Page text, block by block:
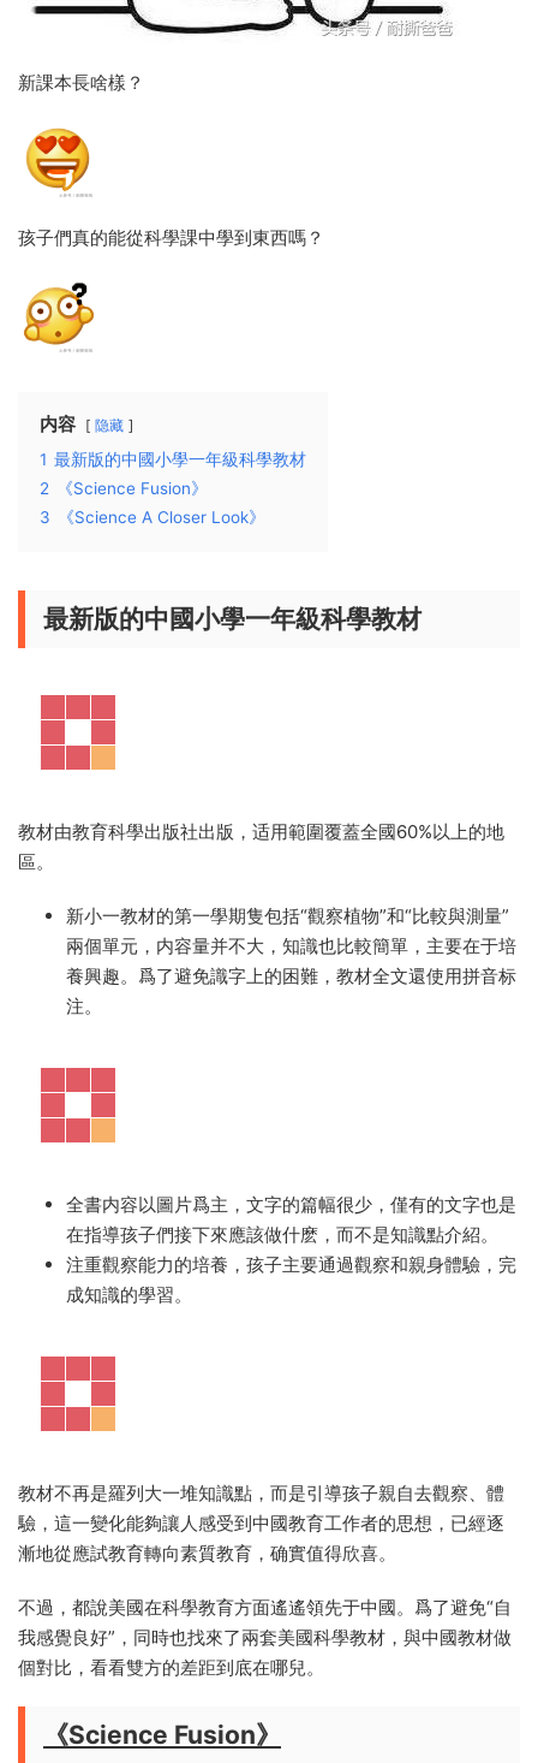
新課本長啥樣？
孩子們真的能從科學課中學到東西嗎？
内容 隐藏
1 最新版的中國小學一年級科學教材
2
《Science Fusion》
3
《Science A Closer Look》
最新版的中國小學一年級科學教材
教材由教育科學出版社出版，适用範圍覆蓋全國60%以上的地
區。
新小一教材的第一學期隻包括“觀察植物”和“比較與測量”
兩個單元，内容量并不大，知識也比較簡單，主要在于培
養興趣。爲了避免識字上的困難，教材全文還使用拼音标
注。
全書内容以圖片爲主，文字的篇幅很少，僅有的文字也是
在指導孩子們接下來應該做什麽，而不是知識點介紹。
注重觀察能力的培養，孩子主要通過觀察和親身體驗，完
成知識的學習。
教材不再是羅列大一堆知識點，而是引導孩子親自去觀察、體
驗，這一變化能夠讓人感受到中國教育工作者的思想，已經逐
漸地從應試教育轉向素質教育，确實值得欣喜。
不過，都說美國在科學教育方面遙遙領先于中國。爲了避免“自
我感覺良好”，同時也找來了兩套美國科學教材，與中國教材做
個對比，看看雙方的差距到底在哪兒。
《Science Fusion》